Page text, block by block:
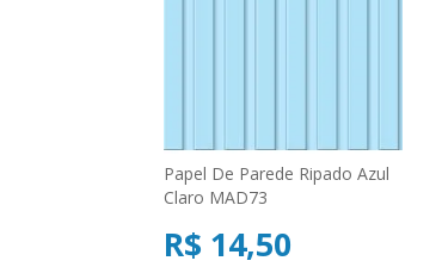
Papel De Parede Ripado Azul
Claro MAD73
R$ 14,50